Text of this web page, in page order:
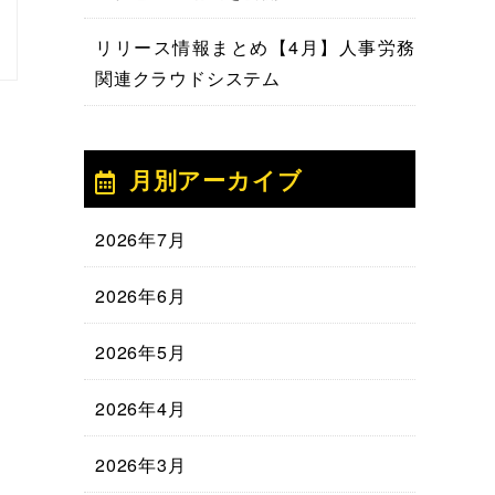
リリース情報まとめ【4月】人事労務
関連クラウドシステム
月別アーカイブ
2026年7月
2026年6月
2026年5月
2026年4月
2026年3月